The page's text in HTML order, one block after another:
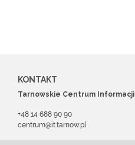
KONTAKT
Tarnowskie Centrum Informacji
+48 14 688 90 90
centrum@it.tarnow.pl